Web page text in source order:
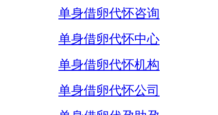
单身借卵代怀咨询
单身借卵代怀中心
单身借卵代怀机构
单身借卵代怀公司